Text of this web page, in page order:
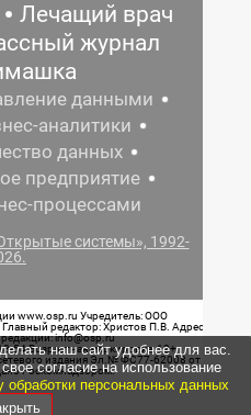
Лечащий врач
журнал
данными
аналитики
данных
предприятие
процессами
системы», 1992-
www.osp.ru Учредитель: ООО
редактор: Христов П.В. Адрес
info@osp.ru
54 Возрастная маркировка: 12+
издания Эл.№ ФС77-62008 от
Роскомнадзором.
наш сайт удобнее для вас.
согласие на использование
обработки персональных данных